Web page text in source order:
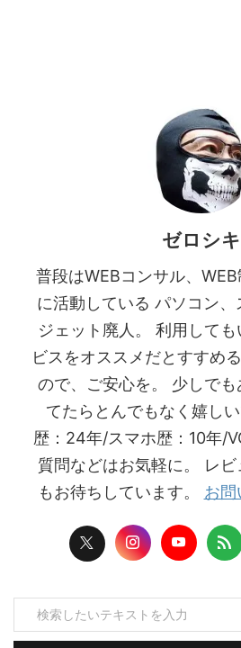
ゼロシキ
普段はWEBコンサル、
に活動している パソコン
ジェット廃人。 利用して
ビスをオススメだとすすめ
ので、ご安心を。 少しで
てたらとんでもなく嬉し
歴：24年/スマホ歴：10年/
質問などはお気軽に。 レ
もお待ちしています。 お問